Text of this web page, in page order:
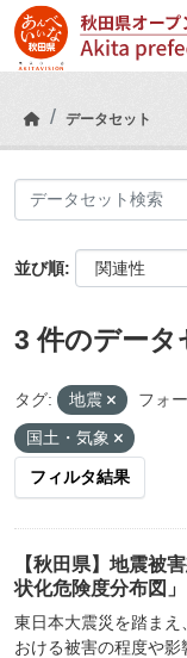
Skip to main content
データセット
並び順
3 件のデー
タグ: 地震 フォ
国土・気象
フィルタ結果
【秋田県】地震被
状化危険度分布図
東日本大震災を踏ま
おける被害の程度や